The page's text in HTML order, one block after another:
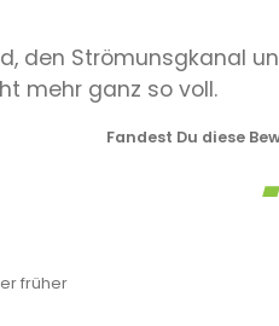
den Strömunsgkanal
mehr ganz so voll.
Fandest Du diese
früher